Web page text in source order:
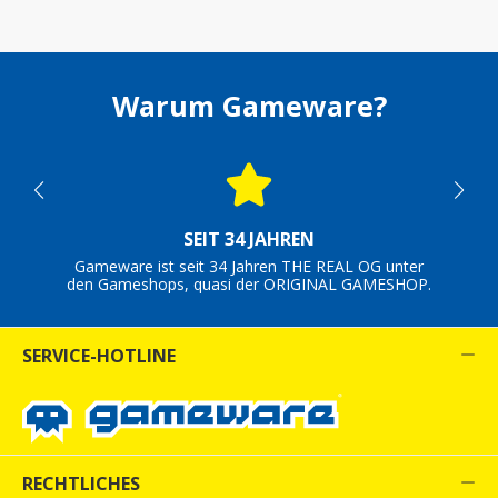
Warum Gameware?
SEIT 34 JAHREN
Gameware ist seit 34 Jahren THE REAL OG unter
den Gameshops, quasi der ORIGINAL GAMESHOP.
SERVICE-HOTLINE
RECHTLICHES